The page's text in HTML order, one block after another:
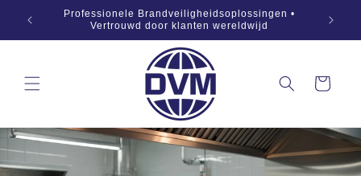
inhoud
Professionele Brandveiligheidsoplossingen •
Vertrouwd door klanten wereldwijd
OEM
Winkelwagen